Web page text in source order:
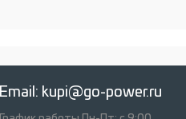
Email: kupi@go-power.ru